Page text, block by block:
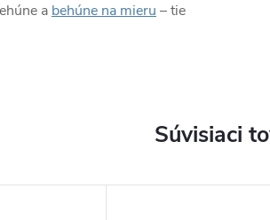
a behúne na mieru – tie
Súvisiaci